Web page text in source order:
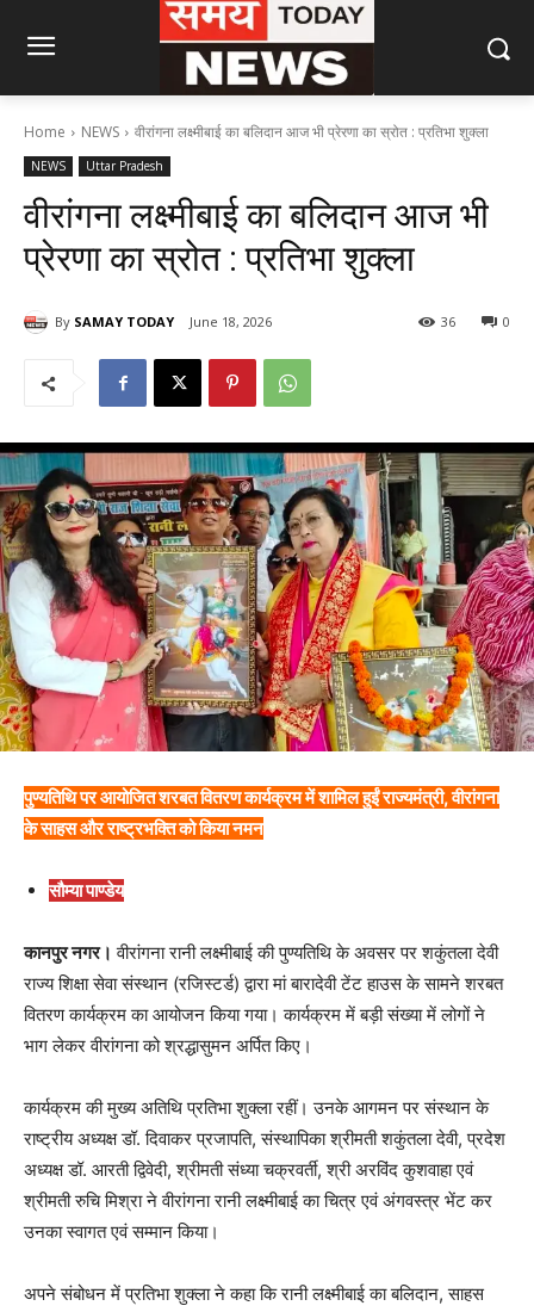
Home NEWS वीरांगना लक्ष्मीबाई का बलिदान आज भी प्रेरणा का स्रोत : प्रतिभा शुक्ला
NEWS Uttar Pradesh
वीरांगना लक्ष्मीबाई का बलिदान आज भी
प्रेरणा का स्रोत : प्रतिभा शुक्ला
By SAMAY TODAY June 18, 2026 0
36
पुण्यतिथि पर आयोजित शरबत वितरण कार्यक्रम में शामिल हुईं राज्यमंत्री, वीरांगना
के साहस और राष्ट्रभक्ति को किया नमन
सौम्या पाण्डेय
कानपुर नगर। वीरांगना रानी लक्ष्मीबाई की पुण्यतिथि के अवसर पर शकुंतला देवी
राज्य शिक्षा सेवा संस्थान (रजिस्टर्ड) द्वारा मां बारादेवी टेंट हाउस के सामने शरबत
वितरण कार्यक्रम का आयोजन किया गया। कार्यक्रम में बड़ी संख्या में लोगों ने
भाग लेकर वीरांगना को श्रद्धासुमन अर्पित किए।
कार्यक्रम की मुख्य अतिथि प्रतिभा शुक्ला रहीं। उनके आगमन पर संस्थान के
राष्ट्रीय अध्यक्ष डॉ. दिवाकर प्रजापति, संस्थापिका श्रीमती शकुंतला देवी, प्रदेश
अध्यक्ष डॉ. आरती द्विवेदी, श्रीमती संध्या चक्रवर्ती, श्री अरविंद कुशवाहा एवं
श्रीमती रुचि मिश्रा ने वीरांगना रानी लक्ष्मीबाई का चित्र एवं अंगवस्त्र भेंट कर
उनका स्वागत एवं सम्मान किया।
अपने संबोधन में प्रतिभा शुक्ला ने कहा कि रानी लक्ष्मीबाई का बलिदान, साहस